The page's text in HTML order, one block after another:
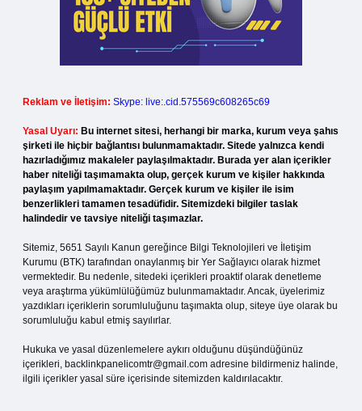
Reklam ve İletişim: Skype: live:.cid.575569c608265c69
Yasal Uyarı: Bu internet sitesi, herhangi bir marka, kurum veya şahıs
şirketi ile hiçbir bağlantısı bulunmamaktadır. Sitede yalnızca kendi
hazırladığımız makaleler paylaşılmaktadır. Burada yer alan içerikler
haber niteliği taşımamakta olup, gerçek kurum ve kişiler hakkında
paylaşım yapılmamaktadır. Gerçek kurum ve kişiler ile isim
benzerlikleri tamamen tesadüfidir. Sitemizdeki bilgiler taslak
halindedir ve tavsiye niteliği taşımazlar.
Sitemiz, 5651 Sayılı Kanun gereğince Bilgi Teknolojileri ve İletişim
Kurumu (BTK) tarafından onaylanmış bir Yer Sağlayıcı olarak hizmet
vermektedir. Bu nedenle, sitedeki içerikleri proaktif olarak denetleme
veya araştırma yükümlülüğümüz bulunmamaktadır. Ancak, üyelerimiz
yazdıkları içeriklerin sorumluluğunu taşımakta olup, siteye üye olarak bu
sorumluluğu kabul etmiş sayılırlar.
Hukuka ve yasal düzenlemelere aykırı olduğunu düşündüğünüz
içerikleri, backlinkpanelicomtr@gmail.com adresine bildirmeniz halinde,
ilgili içerikler yasal süre içerisinde sitemizden kaldırılacaktır.